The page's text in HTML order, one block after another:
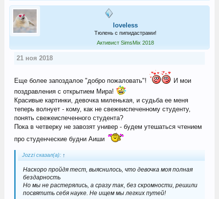
loveless
Тюлень с пипидастрами!
Активист SimsMix 2018
21 ноя 2018
Еще более запоздалое "добро пожаловать"!
И мои
поздравления с открытием Мира!
Красивые картинки, девочка миленькая, и судьба ее меня
теперь волнует - кому, как не свежеиспеченному студенту,
понять свежеиспеченного студента?
Пока в четверку не завозят универ - будем утешаться чтением
про студенческие будни Аиши
Jozzi сказал(а): ↑
Наскоро пройдя тест, выяснилось, что девочка моя полная
бездарность
Но мы не растерялись, а сразу так, без скромности, решили
посвятить себя науке. Не ищем мы легких путей!